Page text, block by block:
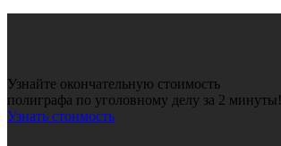
Узнайте окончательную стоимость
полиграфа по уголовному делу за 2 минуты!
Узнать стоимость